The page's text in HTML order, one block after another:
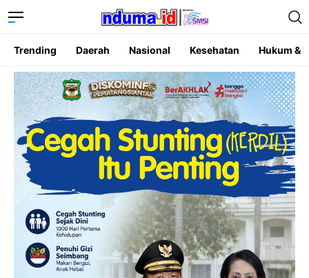
Trending Daerah Nasional Kesehatan Hukum &